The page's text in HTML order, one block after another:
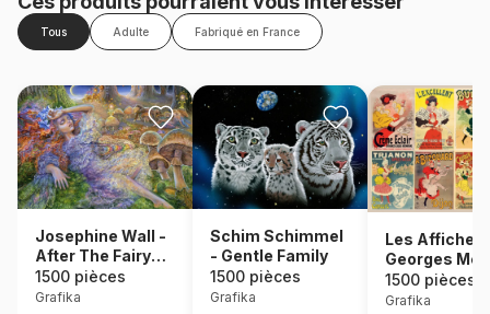
Tous Adulte Fabriqué en France
Josephine Wall -
After The Fairy
Ball
1500 pièces
Grafika
Schim Schimmel
- Gentle Family
1500 pièces
Grafika
Les Affiches
Georges
1500 pièces
Grafika